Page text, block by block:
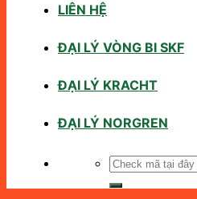
LIÊN HỆ
ĐẠI LÝ VÒNG BI SKF
ĐẠI LÝ KRACHT
ĐẠI LÝ NORGREN
Tìm